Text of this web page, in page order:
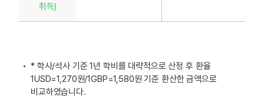
취득)
* 학사/석사 기준 1년 학비를 대략적으로 산정 후 환율
1USD=1,270원/1GBP=1,580원 기준 환산한 금액으로
비교하였습니다.